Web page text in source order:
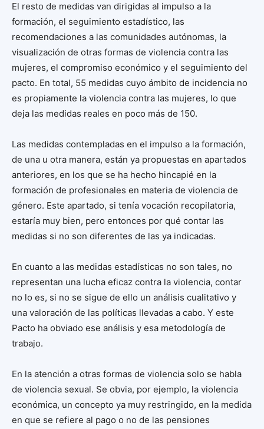
El resto de medidas van dirigidas al impulso a la
formación, el seguimiento estadístico, las
recomendaciones a las comunidades autónomas, la
visualización de otras formas de violencia contra las
mujeres, el compromiso económico y el seguimiento del
pacto. En total, 55 medidas cuyo ámbito de incidencia no
es propiamente la violencia contra las mujeres, lo que
deja las medidas reales en poco más de 150.
Las medidas contempladas en el impulso a la formación,
de una u otra manera, están ya propuestas en apartados
anteriores, en los que se ha hecho hincapié en la
formación de profesionales en materia de violencia de
género. Este apartado, si tenía vocación recopilatoria,
estaría muy bien, pero entonces por qué contar las
medidas si no son diferentes de las ya indicadas.
En cuanto a las medidas estadísticas no son tales, no
representan una lucha eficaz contra la violencia, contar
no lo es, si no se sigue de ello un análisis cualitativo y
una valoración de las políticas llevadas a cabo. Y este
Pacto ha obviado ese análisis y esa metodología de
trabajo.
En la atención a otras formas de violencia solo se habla
de violencia sexual. Se obvia, por ejemplo, la violencia
económica, un concepto ya muy restringido, en la medida
en que se refiere al pago o no de las pensiones